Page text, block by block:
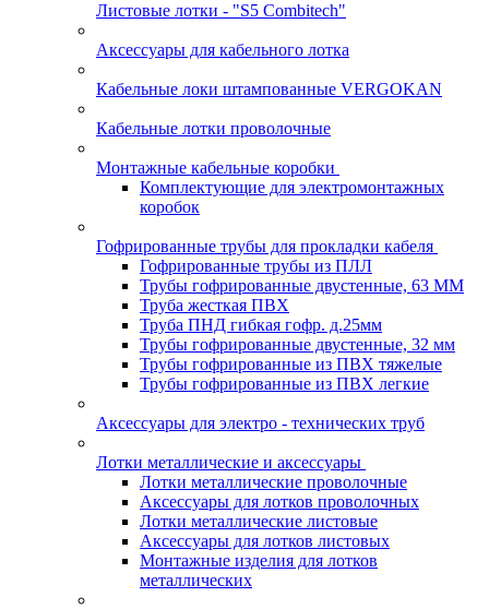
Листовые лотки - "S5 Combitech"
Аксессуары для кабельного лотка
Кабельные локи штампованные VERGOKAN
Кабельные лотки проволочные
Монтажные кабельные коробки
Комплектующие для электромонтажных
коробок
Гофрированные трубы для прокладки кабеля
Гофрированные трубы из ПЛЛ
Трубы гофрированные двустенные, 63 ММ
Труба жесткая ПВХ
Труба ПНД гибкая гофр. д.25мм
Трубы гофрированные двустенные, 32 мм
Трубы гофрированные из ПВХ тяжелые
Трубы гофрированные из ПВХ легкие
Аксессуары для электро - технических труб
Лотки металлические и аксессуары
Лотки металлические проволочные
Аксессуары для лотков проволочных
Лотки металлические листовые
Аксессуары для лотков листовых
Монтажные изделия для лотков
металлических